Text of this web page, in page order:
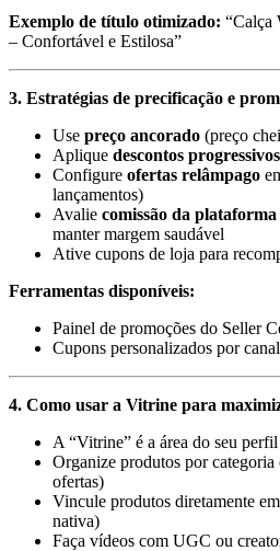
Exemplo de título otimizado: “Calça
– Confortável e Estilosa”
3. Estratégias de precificação e
Use preço ancorado (preço
Aplique descontos progressivos
Configure ofertas relâmpago
lançamentos)
Avalie comissão da plataforma
manter margem saudável
Ative cupons de loja para
Ferramentas disponíveis:
Painel de promoções do Seller
Cupons personalizados por
4. Como usar a Vitrine para
A “Vitrine” é a área do seu
Organize produtos por categoria
ofertas)
Vincule produtos diretamente
nativa)
Faça vídeos com UGC ou